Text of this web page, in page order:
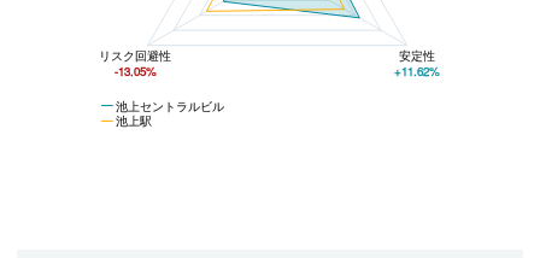
池上セントラルビル
池上駅
リスク回避性
-13.05%
安定性
+11.62%